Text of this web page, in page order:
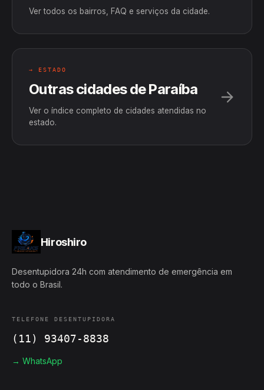
Ver todos os bairros, FAQ e serviços da cidade.
→ ESTADO
Outras cidades de Paraíba
Ver o índice completo de cidades atendidas no
estado.
Hiroshiro
Desentupidora 24h com atendimento de emergência em
todo o Brasil.
TELEFONE DESENTUPIDORA
(11) 93407-8838
→ WhatsApp